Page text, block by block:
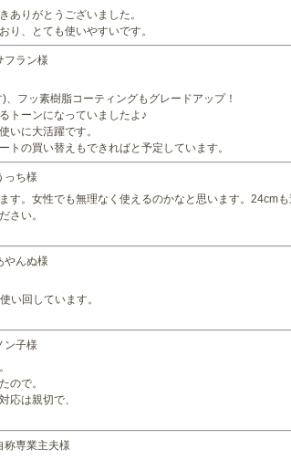
ありがとうございました。
り、とても使いやすいです。
フラン様
フッ素樹脂コーティングもグレードアップ！
トーンになっていましたよ♪
いに大活躍です。
トの買い替えもできればと予定しています。
っち様
す。女性でも無理なく使えるのかなと思います。24cmも
さい。
やんぬ様
い回しています。
ン子様
ので。
応は親切で、
称専業主夫様